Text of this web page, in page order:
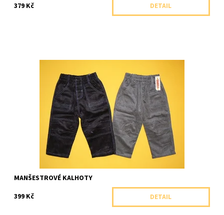
379 Kč
DETAIL
Kalhoty do pasu z jemného manšestru zdobené decentním
Skladem 2 ks
Shara, ČR
MANŠESTROVÉ KALHOTY
399 Kč
DETAIL